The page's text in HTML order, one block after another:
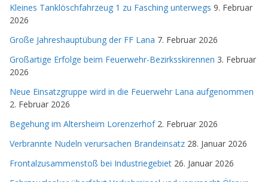
Kleines Tanklöschfahrzeug 1 zu Fasching unterwegs 9. Februar
2026
Große Jahreshauptübung der FF Lana 7. Februar 2026
Großartige Erfolge beim Feuerwehr-Bezirksskirennen 3. Februar
2026
Neue Einsatzgruppe wird in die Feuerwehr Lana aufgenommen
2. Februar 2026
Begehung im Altersheim Lorenzerhof 2. Februar 2026
Verbrannte Nudeln verursachen Brandeinsatz 28. Januar 2026
Frontalzusammenstoß bei Industriegebiet 26. Januar 2026